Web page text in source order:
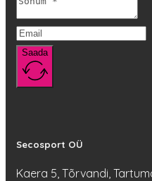
Saada
Secosport OÜ
Kaera 5, Tõrvandi,